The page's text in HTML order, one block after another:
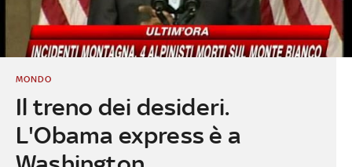
Il treno dei desideri.
L'Obama express è a
MONDO